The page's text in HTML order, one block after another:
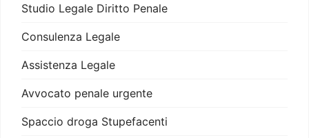
Studio Legale Diritto Penale
Consulenza Legale
Assistenza Legale
Avvocato penale urgente
Spaccio droga Stupefacenti